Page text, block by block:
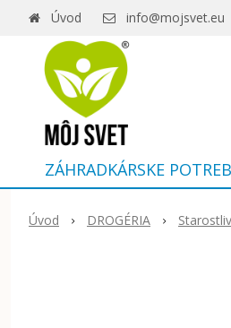
Úvod info@mojsvet.eu
ZÁHRADKÁRSKE
Úvod DROGÉRIA